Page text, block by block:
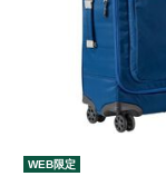
WEB限定